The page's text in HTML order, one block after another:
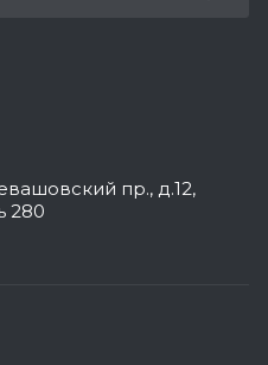
пр., д.12,
280